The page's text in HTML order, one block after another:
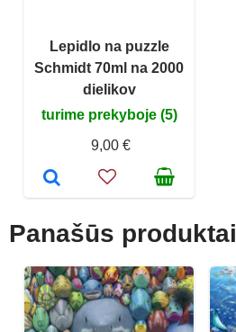
Lepidlo na puzzle
Schmidt 70ml na 2000
dielikov
turime prekyboje (5)
9,00 €
Panašūs produktai